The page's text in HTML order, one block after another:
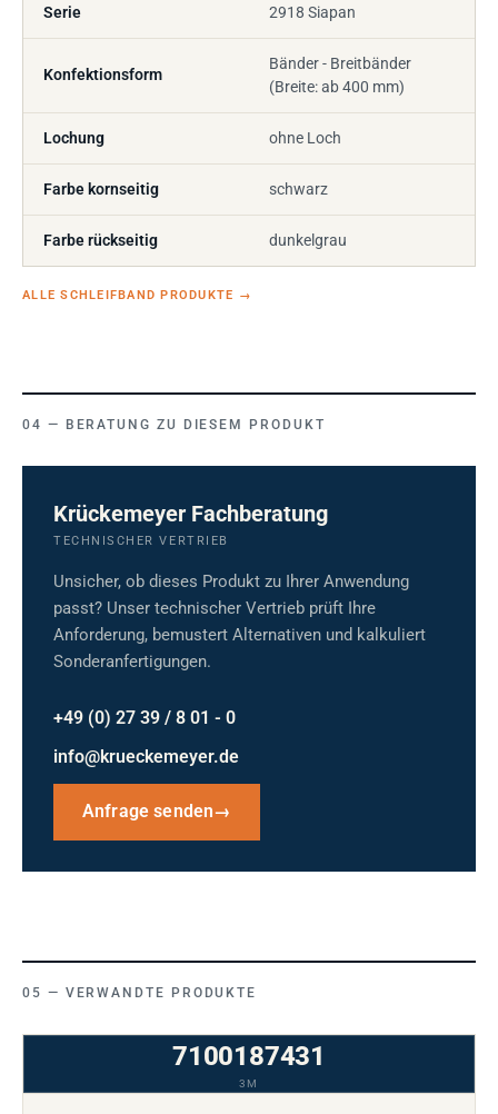
Serie 2918 Siapan
Konfektionsform
Bänder - Breitbänder
(Breite: ab 400 mm)
Lochung ohne Loch
Farbe kornseitig schwarz
Farbe rückseitig dunkelgrau
ALLE SCHLEIFBAND PRODUKTE →
BERATUNG ZU DIESEM PRODUKT
Krückemeyer Fachberatung
TECHNISCHER VERTRIEB
Unsicher, ob dieses Produkt zu Ihrer Anwendung
passt? Unser technischer Vertrieb prüft Ihre
Anforderung, bemustert Alternativen und kalkuliert
Sonderanfertigungen.
+49 (0) 27 39 / 8 01 - 0
info@krueckemeyer.de
Anfrage senden→
VERWANDTE PRODUKTE
7100187431
3M